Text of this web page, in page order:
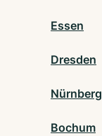
Essen
Dresden
Nürnberg
Bochum